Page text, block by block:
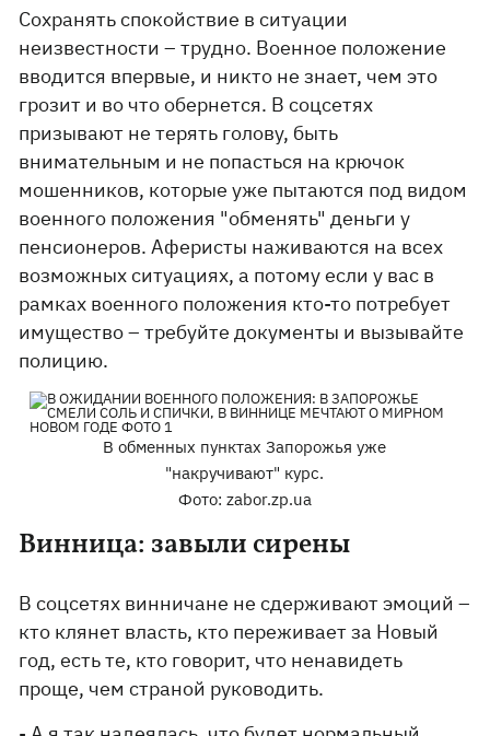
Сохранять спокойствие в ситуации
неизвестности – трудно. Военное положение
вводится впервые, и никто не знает, чем это
грозит и во что обернется. В соцсетях
призывают не терять голову, быть
внимательным и не попасться на крючок
мошенников, которые уже пытаются под видом
военного положения "обменять" деньги у
пенсионеров. Аферисты наживаются на всех
возможных ситуациях, а потому если у вас в
рамках военного положения кто-то потребует
имущество – требуйте документы и вызывайте
полицию.
В обменных пунктах Запорожья уже
"накручивают" курс.
Фото: zabor.zp.ua
Винница: завыли сирены
В соцсетях винничане не сдерживают эмоций –
кто клянет власть, кто переживает за Новый
год, есть те, кто говорит, что ненавидеть
проще, чем страной руководить.